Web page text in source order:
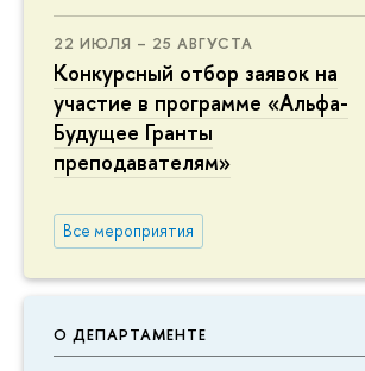
22 ИЮЛЯ – 25 АВГУСТА
Конкурсный отбор заявок на
участие в программе «Альфа-
Будущее Гранты
преподавателям»
Все мероприятия
О ДЕПАРТАМЕНТЕ